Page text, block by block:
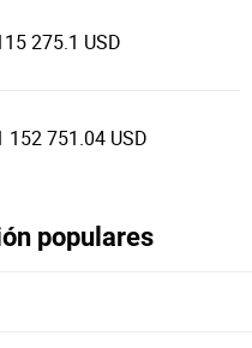
275.1 USD
152 751.04 USD
populares